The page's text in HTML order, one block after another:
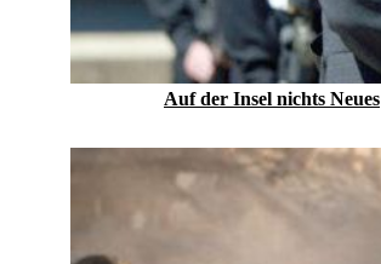
Auf der Insel nichts Neues